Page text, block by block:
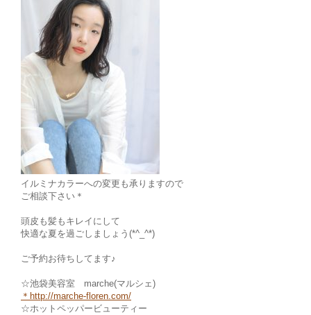
イルミナカラーへの変更も承りますので
ご相談下さい＊
頭皮も髪もキレイにして
快適な夏を過ごしましょう(*^_^*)
ご予約お待ちしてます♪
☆池袋美容室 marche(マルシェ)
＊ http://marche-floren.com/
☆ホットペッパービューティー